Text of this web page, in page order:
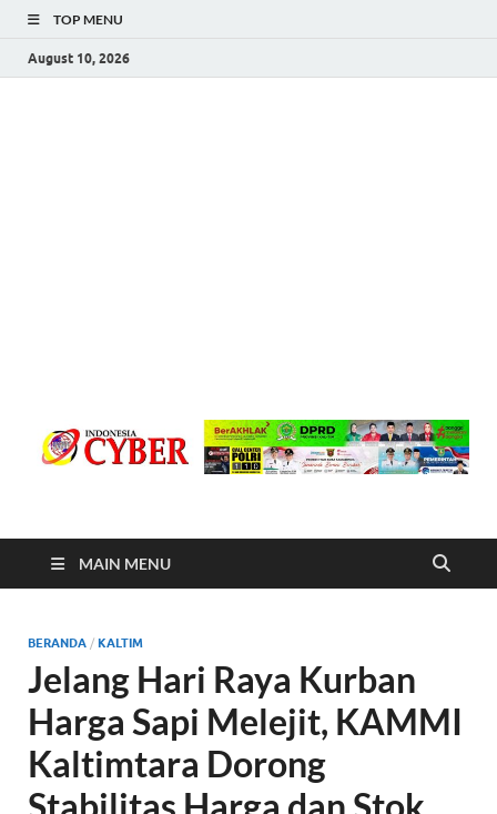
TOP MENU
August 10, 2026
Indonesia Cyber
MAIN MENU
BERANDA / KALTIM
Jelang Hari Raya Kurban
Harga Sapi Melejit, KAMMI
Kaltimtara Dorong